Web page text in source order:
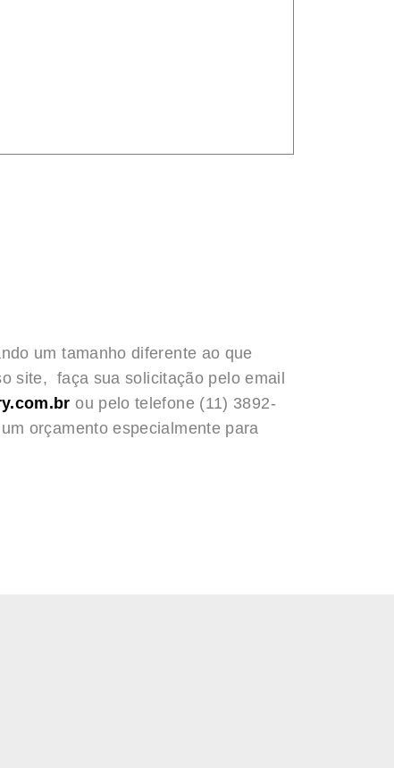
um tamanho diferente ao que
site, faça sua solicitação pelo email
ou pelo telefone (11) 3892-
orçamento especialmente para